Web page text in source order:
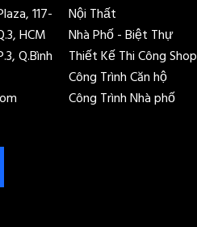
117-
HCM
Q.Bình
Nội Thất
Nhà Phố - Biệt Thự
Thiết Kế Thi Công Shop
Công Trình Căn hộ
Công Trình Nhà phố